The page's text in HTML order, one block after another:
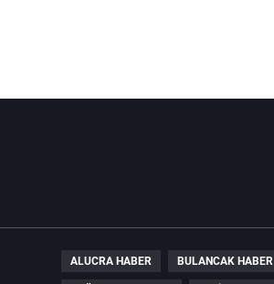
ALUCRA HABER BULANCAK HABER